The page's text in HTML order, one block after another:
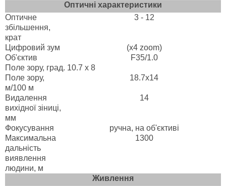
Оптичні характеристики
Оптичне
збільшення,
крат
3 - 12
Цифровий зум
(x4 zoom)
Об'єктив
F35/1.0
Поле зору, град. 10.7 x 8
Поле зору,
м/100 м
18.7x14
Видалення
вихідної зіниці,
мм
14
Фокусування
ручна, на об'єктиві
Максимальна
дальність
виявлення
людини, м
1300
Живлення